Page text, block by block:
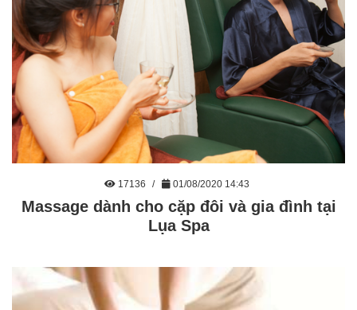
17136 01/08/2020 14:43
Massage dành cho cặp đôi và gia đình tại
Lụa Spa